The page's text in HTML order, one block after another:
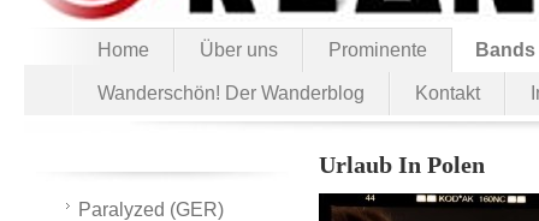
Home Über uns Prominente Bands
Wanderschön! Der Wanderblog Kontakt
Paralyzed (GER)
Urlaub In Polen